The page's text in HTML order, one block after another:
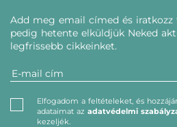
Add meg email címed és
pedig hetente elküldjük Neked
legfrissebb cikkeinket.
Elfogadom a feltételeket, és
adataimat az adatvédelmi
kezeljék.